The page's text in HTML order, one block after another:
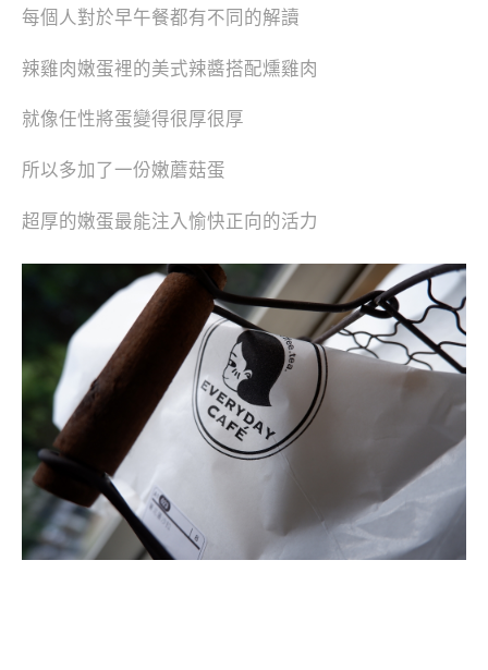
每個人對於早午餐都有不同的解讀
辣雞肉嫩蛋裡的美式辣醬搭配燻雞肉
就像任性將蛋變得很厚很厚
所以多加了一份嫩蘑菇蛋
超厚的嫩蛋最能注入愉快正向的活力